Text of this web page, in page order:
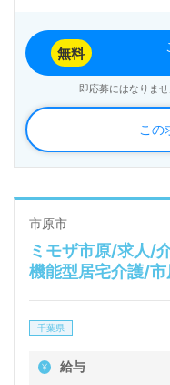
この
無料
即応募にはなりま
市原市
ミモザ市原/求人/
機能型居宅介護/市
千葉県
給与